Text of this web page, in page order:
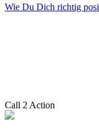
Wie Du Dich richtig
Call 2 Action